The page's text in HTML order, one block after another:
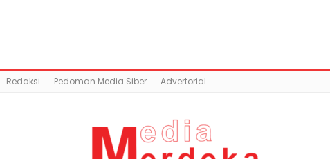
Redaksi Pedoman Media Siber Advertorial